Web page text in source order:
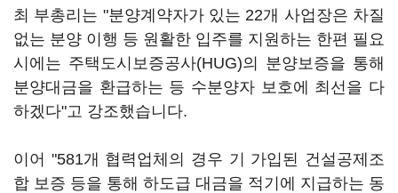
최 부총리는 "분양계약자가 있는 22개 사업장은 차질
없는 분양 이행 등 원활한 입주를 지원하는 한편 필요
시에는 주택도시보증공사(HUG)의 분양보증을 통해
분양대금을 환급하는 등 수분양자 보호에 최선을 다
하겠다"고 강조했습니다.
이어 "581개 협력업체의 경우 기 가입된 건설공제조
합 보증 등을 통해 하도급 대금을 적기에 지급하는 동